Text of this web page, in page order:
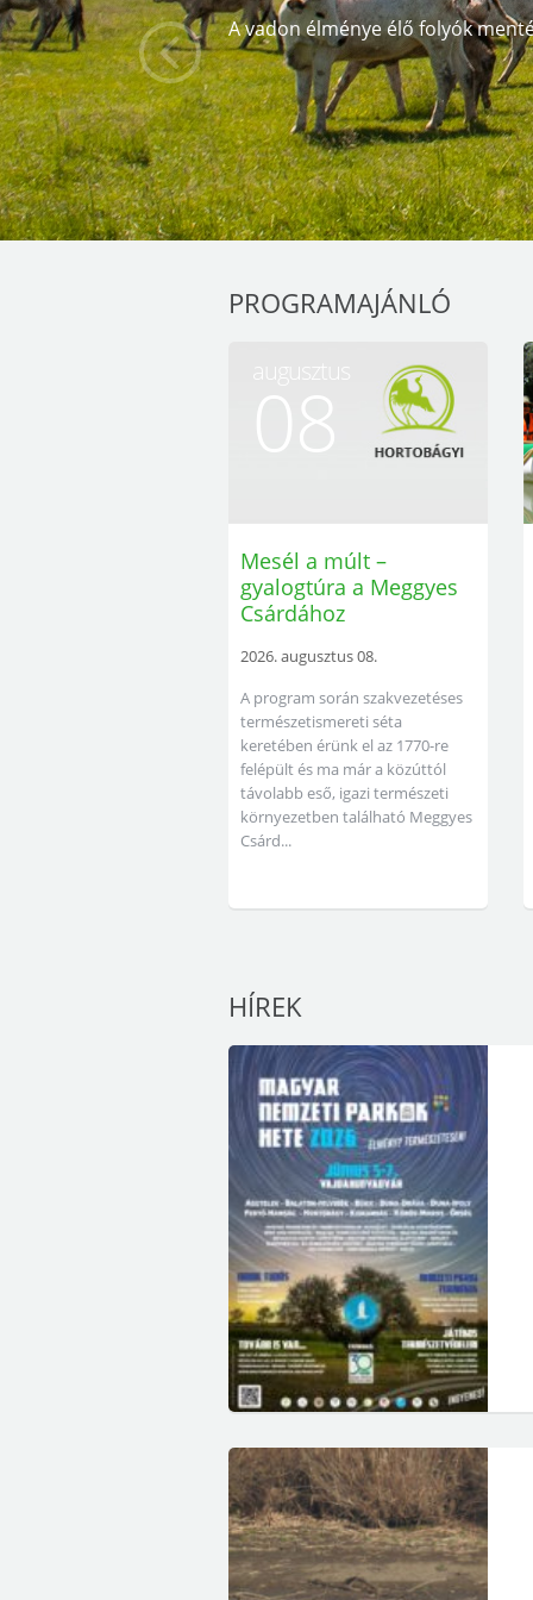
élménye élő folyók mentén
PROGRAMAJÁNLÓ
augusztus
08
Mesél a múlt –
gyalogtúra a Meggyes
Csárdához
2026. augusztus 08.
A program során szakvezetéses
természetismereti séta
keretében érünk el az 1770-re
felépült és ma már a közúttól
távolabb eső, igazi természeti
környezetben található Meggyes
Csárd...
HÍREK